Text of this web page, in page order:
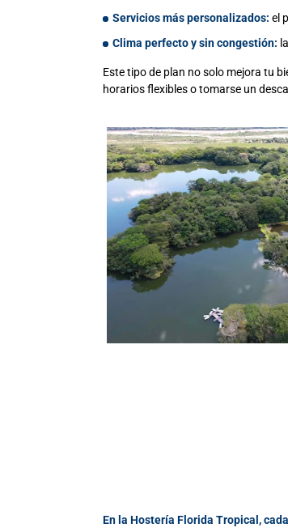
Servicios más personalizados: el
Clima perfecto y sin congestión:
Este tipo de plan no solo mejora tu
horarios flexibles o tomarse un
En la Hostería Florida Tropical,